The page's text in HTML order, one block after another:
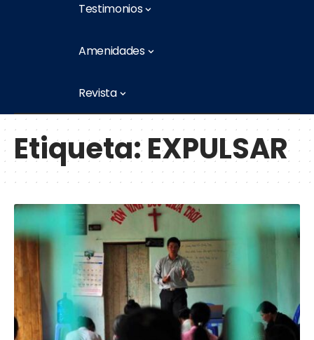
Testimonios
Amenidades
Revista
Etiqueta:EXPULSAR